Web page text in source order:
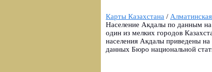
Карты Казахстана /
Население Акдалы по данным на
один из мелких городов
населения Акдалы приведены
данных Бюро национальной